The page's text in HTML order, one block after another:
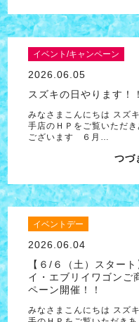
イベント/キャンペーン
2026.06.05
スズキの日やります！
みなさまこんにちは スズ
手店のＨＰをご覧いただき
ございます ６月…
つづ
イベントデー
2026.06.04
【６/６（土）スタート
イ・エブリイワゴンご
ペーン開催！！
みなさまこんにちは スズ